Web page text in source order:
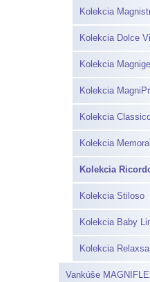
Kolekcia
Kolekcia Dolce
Kolekcia Magnigel
Kolekcia
Kolekcia
Kolekcia
Kolekcia
Kolekcia Stiloso
Kolekcia Baby
Kolekcia
Vankúše